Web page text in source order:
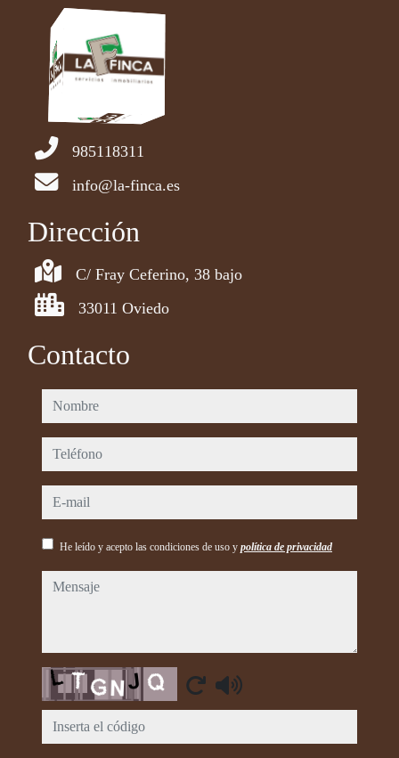
985118311
info@la-finca.es
Dirección
C/ Fray Ceferino, 38 bajo
33011 Oviedo
Contacto
nombre
teléfono
e-mail
He leído y acepto las condiciones de uso y política de privacidad
mensaje
Captcha